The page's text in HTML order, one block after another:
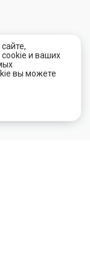
cookie и ваших
вы можете